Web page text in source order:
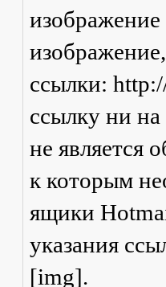
ссылки:
ссылку ни
не является
к которым
ящики
указания
[img].